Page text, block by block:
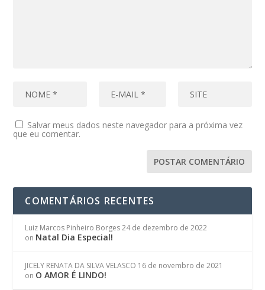
Salvar meus dados neste navegador para a próxima vez
que eu comentar.
COMENTÁRIOS RECENTES
Luiz Marcos Pinheiro Borges 24 de dezembro de 2022
on Natal Dia Especial!
JICELY RENATA DA SILVA VELASCO 16 de novembro de 2021
on O AMOR É LINDO!